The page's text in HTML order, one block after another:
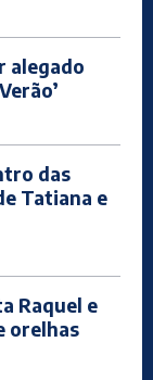
alegado
das
Tatiana e
Raquel e
orelhas